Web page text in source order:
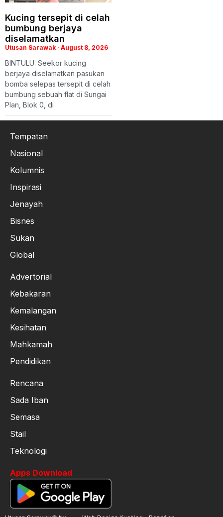
Kucing tersepit di celah
bumbung berjaya
diselamatkan
Utusan Sarawak August 8, 2026
BINTULU: Seekor kucing
berjaya diselamatkan pasukan
bomba selepas tersepit di celah
bumbung sebuah flat di Sungai
Plan, Blok 0, di
Tempatan
Nasional
Kolumnis
Inspirasi
Jenayah
Bisnes
Sukan
Global
Advertorial
Kebakaran
Kemalangan
Kesihatan
Mahkamah
Pendidikan
Rencana
Sada Iban
Semasa
Stail
Teknologi
Apps Download